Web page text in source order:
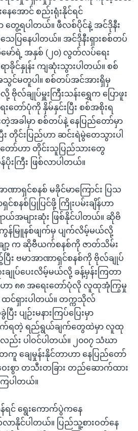
ေအောင် စည်းရုံးနိုင်ရင်
ေ့ရပါတယ်။ ဖီလစ်ပိုင်နဲ့ အင်ဒိုနီး
ပြနေပါတယ်။ အင်ဒိုနီးရှားစစ်တပ်
ာ်ရဲ့ အနှစ် (၂၀) လွတ်လပ်ရေး
ာခိုင်နှုန်း ကျဆုံးသွားပါတယ်။ စစ်
င်မတူပါ။ စစ်တပ်အင်အားရှိမှ
လ်ချုပ်မှူးကြီးသန်းရွှေက ပြောဖူး
းတော်ပုံကို နှိမ်နှင်းပြီး စစ်အစိုးရ
တဲ့အခါမှာ စစ်တပ်နဲ့ နေပြည်တော်မှာ
း တိုင်းပြည်ဟာ ဆင်းရဲမွဲတေသွားပါ
ော်ဟာ တိုင်းသူပြည်သားတွေ
းကြီး ဖြစ်လာပါတယ်။
ဏာရှင်စနစ် မခိုင်မာကြောင်း ပြသ
စနစ်ပြုပြင်ဖို့ ကြိုးပမ်းချိန်ဟာ
အများဆုံး ဖြစ်နိုင်ပါတယ်။ ဆိုဗိ
မြူနစ်ဖျက်မှ ပျက်လိမ့်မယ်လို့
ော့ က ဆိုဗီယက်စနစ်ကို ဇာတ်သိမ်း
း ဗမာအာဏာရှင်စနစ်ကို ဗိုလ်ချုပ်
းချုပ်ပေးလိမ့်မယ်လို့ ခန့်မှန်းကြတာ
ဟာ ၈၈ အရေးတော်ပုံလို လူထုအုံကြွမှု
င်ရှားပါတယ်။ တက္ကသိုလ်
ပျဉ်းမနားကြပ်ပြေးမှာ
က်ရတဲ့ ရည်ရွယ်ချက်တွေထဲမှာ လူထု
လည်း ပါဝင်ပါတယ်။ ၂၀၀၇ သံဃာ
ျေမှုန်းနိုင်တာဟာ နေပြည်တော်
စွာ တသီးတခြား တည်ဆောက်ထား
ပါတယ်။
င် ရွေးကောက်ပွဲကနေ
ာနိုင်ပါတယ်။ ပြည်သူ့စားဝတ်နေ